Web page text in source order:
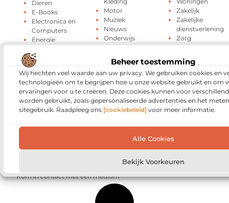
Beheer toestemming
Wij hechten veel waarde aan uw privacy. We gebruiken cookies en
technologieën om te begrijpen hoe u onze website gebruikt en om
ervaringen voor u te creëren. Deze cookies kunnen voor
worden gebruikt, zoals gepersonaliseerde advertenties en het
sitegebruik. Raadpleeg ons [cookiebeleid] voor meer informatie.
Alle Cookies
Bekijk Voorkeuren
Dieren
E-Books
Electronica en
Computers
Energie
Motor
Muziek
Nieuws
Onderwijs
Oog Laseren
Zakelijk
Zakelijke
dienstverlening
Zorg
ZZP
Mediaen beroemde
mensen
De voordelen van een bedrijfsfilm laten maken
Kom in contact met een medium